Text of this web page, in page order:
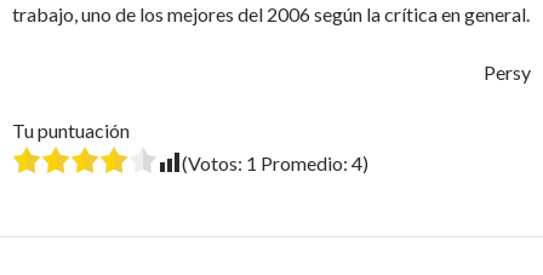
trabajo, uno de los mejores del 2006 según la crítica en general.
Persy
Tu puntuación
(Votos: 1 Promedio: 4)